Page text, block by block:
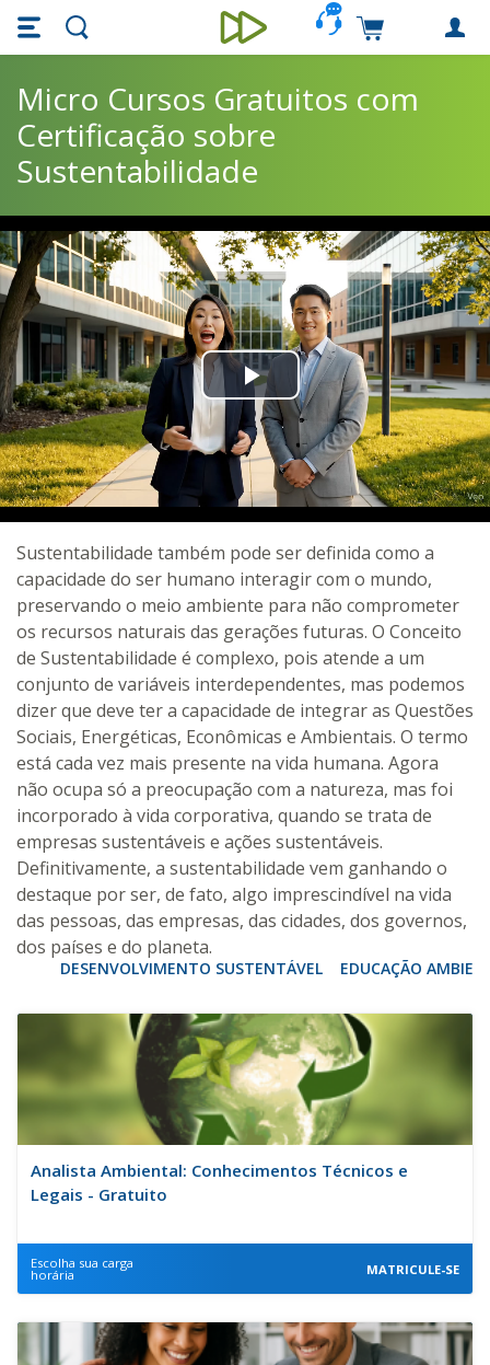
Skip main navigation
Skip to main content
Unieducar
Carrinho de
Micro Cursos Gratuitos com
Certificação sobre
Sustentabilidade
Play
Video
Sustentabilidade também pode ser definida como a
capacidade do ser humano interagir com o mundo,
preservando o meio ambiente para não comprometer
os recursos naturais das gerações futuras. O Conceito
de Sustentabilidade é complexo, pois atende a um
conjunto de variáveis interdependentes, mas podemos
dizer que deve ter a capacidade de integrar as Questões
Sociais, Energéticas, Econômicas e Ambientais. O termo
está cada vez mais presente na vida humana. Agora
não ocupa só a preocupação com a natureza, mas foi
incorporado à vida corporativa, quando se trata de
empresas sustentáveis e ações sustentáveis.
Definitivamente, a sustentabilidade vem ganhando o
destaque por ser, de fato, algo imprescindível na vida
das pessoas, das empresas, das cidades, dos governos,
dos países e do planeta.
DESENVOLVIMENTO SUSTENTÁVEL EDUCAÇÃO
Analista Ambiental: Conhecimentos Técnicos e
Legais - Gratuito
Escolha sua carga
horária MATRICULE-SE